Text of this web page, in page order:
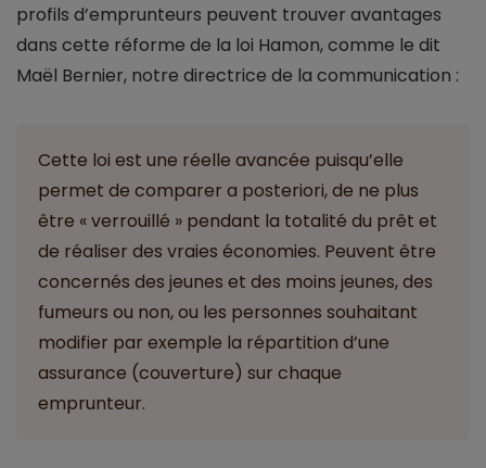
profils d’emprunteurs peuvent trouver avantages
dans cette réforme de la loi Hamon, comme le dit
Maël Bernier, notre directrice de la communication :
Cette loi est une réelle avancée puisqu’elle
permet de comparer a posteriori, de ne plus
être « verrouillé » pendant la totalité du prêt et
de réaliser des vraies économies. Peuvent être
concernés des jeunes et des moins jeunes, des
fumeurs ou non, ou les personnes souhaitant
modifier par exemple la répartition d’une
assurance (couverture) sur chaque
emprunteur.